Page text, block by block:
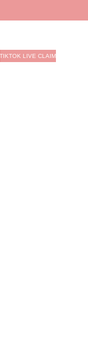
TIKTOK LIVE CLAIM